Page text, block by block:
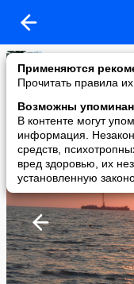
Применяются
Прочитать правила
Возможны
В контенте могут
информация.
средств,
вред здоровью, их
установленную
артур
added a photo
19 Jul в 16:13